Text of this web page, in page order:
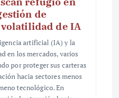
de
de IA
artificial (IA) y la
en los mercados, varios
por proteger sus carteras
hacia sectores menos
tecnológico. En